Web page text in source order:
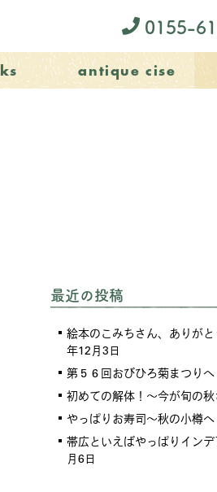
0155-
antique cise
最近の投稿
絵本のこみちさん、ありが
年12月3日
第５６回おびひろ菊まつりへ
初めての解体！～今が旬の秋
やっぱりお寿司～秋の小樽へ
帯広といえばやっぱりイン
月6日